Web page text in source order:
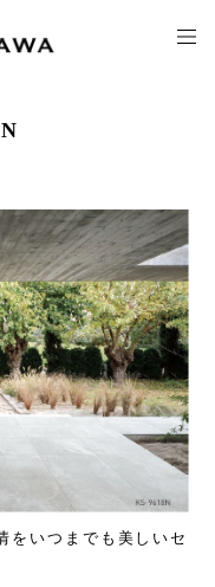
をいつまでも美しいセ